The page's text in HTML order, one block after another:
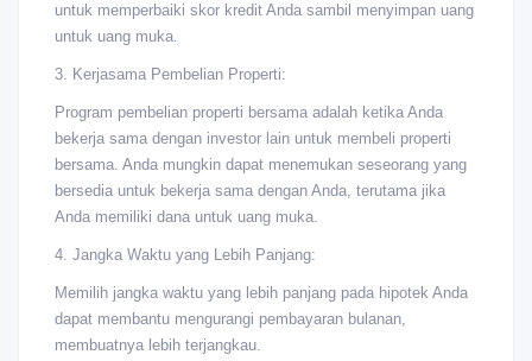
untuk memperbaiki skor kredit Anda sambil menyimpan uang
untuk uang muka.
3. Kerjasama Pembelian Properti:
Program pembelian properti bersama adalah ketika Anda
bekerja sama dengan investor lain untuk membeli properti
bersama. Anda mungkin dapat menemukan seseorang yang
bersedia untuk bekerja sama dengan Anda, terutama jika
Anda memiliki dana untuk uang muka.
4. Jangka Waktu yang Lebih Panjang:
Memilih jangka waktu yang lebih panjang pada hipotek Anda
dapat membantu mengurangi pembayaran bulanan,
membuatnya lebih terjangkau.